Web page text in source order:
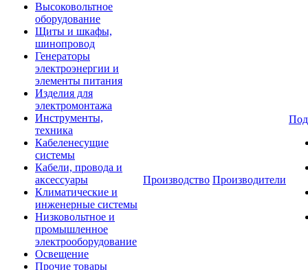
Высоковольтное
оборудование
Щиты и шкафы,
шинопровод
Генераторы
электроэнергии и
элементы питания
Изделия для
электромонтажа
Инструменты,
техника
Кабеленесущие
системы
Кабели, провода и
аксессуары
Климатические и
инженерные системы
Низковольтное и
промышленное
электрооборудование
Освещение
Прочие товары
Производство Производители